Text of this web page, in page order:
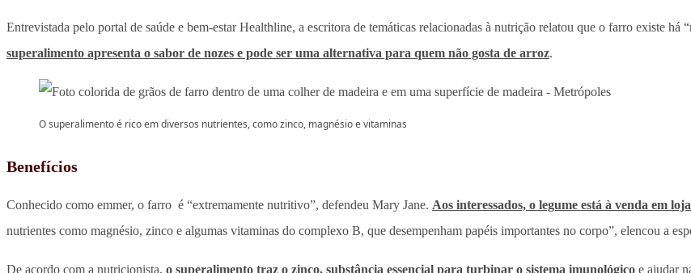
Entrevistada pelo portal de saúde e bem-estar Healthline, a escritora de temáticas relacionadas à nutrição relatou que o farro existe
superalimento apresenta o sabor de nozes e pode ser uma alternativa para quem não gosta de arroz.
O superalimento é rico em diversos nutrientes, como zinco, magnésio e vitaminas
Benefícios
Conhecido como emmer, o farro é “extremamente nutritivo”, defendeu Mary Jane. Aos interessados, o legume está à venda em
nutrientes como magnésio, zinco e algumas vitaminas do complexo B, que desempenham papéis importantes no corpo”, elencou a
De acordo com a nutricionista, o superalimento traz o zinco, substância essencial para turbinar o sistema imunológico e ajudar